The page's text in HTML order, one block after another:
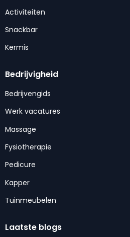
Activiteiten
Snackbar
Kermis
Bedrijvigheid
Bedrijvengids
Werk vacatures
Massage
Fysiotherapie
Pedicure
Kapper
Tuinmeubelen
Laatste blogs